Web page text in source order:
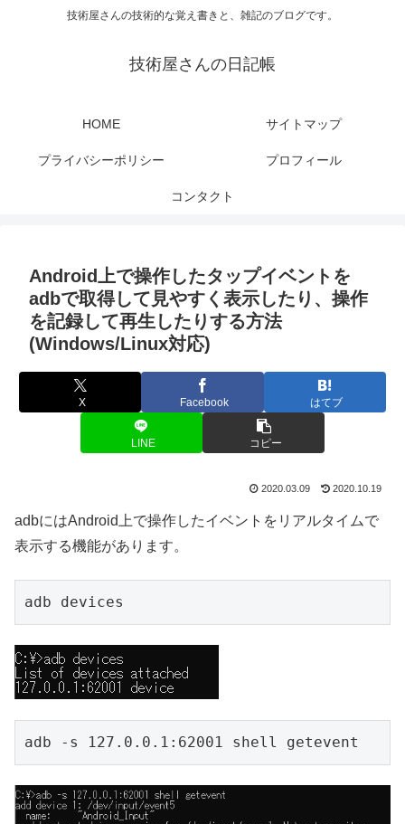
技術屋さんの技術的な覚え書きと、雑記のブログです。
技術屋さんの日記帳
HOME サイトマップ
プライバシーポリシー プロフィール
コンタクト
Android上で操作したタップイベントを
adbで取得して見やすく表示したり、操作
を記録して再生したりする方法
(Windows/Linux対応)
X Facebook はてブ
LINE コピー
2020.03.09 2020.10.19
adbにはAndroid上で操作したイベントをリアルタイムで
表示する機能があります。
adb devices
adb -s 127.0.0.1:62001 shell getevent